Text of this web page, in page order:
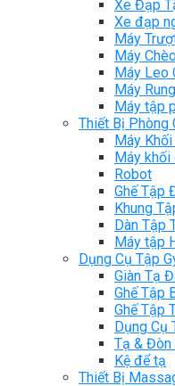
Xe Đạp
Xe đạp
Máy
Máy
Máy Leo
Máy
Máy tập
Thiết Bị Phòng
Máy
Máy khối
Robot
Ghế Tập
Khung
Dàn Tập
Máy tập
Dụng Cụ Tập
Giàn Tạ
Ghế Tập
Ghế Tập
Dụng Cụ
Tạ & Đòn
Kệ để tạ
Thiết Bị